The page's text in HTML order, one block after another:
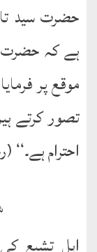
حضرت سید
ہے کہ حضرت
موقع پر
تصور کرتے
احترام ہے۔‘‘
اہل تشیع